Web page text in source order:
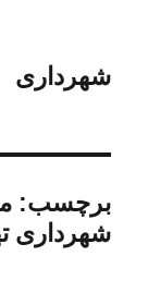
شهرداری
برچسب:
شهرداری